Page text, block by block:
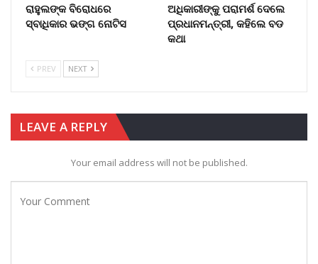
ରାହୁଲଙ୍କ ବିରୋଧରେ
ସ୍ବାଧିକାର ଭଙ୍ଗ ନୋଟିସ
ଅଧିକାରୀଙ୍କୁ ପରାମର୍ଶ ଦେଲେ
ପ୍ରଧାନମନ୍ତ୍ରୀ, କହିଲେ ବଡ
କଥା
PREV NEXT
LEAVE A REPLY
Your email address will not be published.